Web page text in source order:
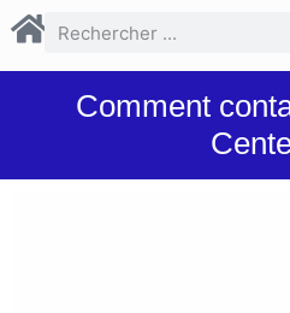
Comment